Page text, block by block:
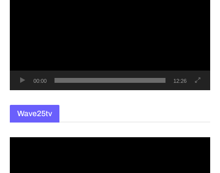
00:00 12:26
Wave25tv